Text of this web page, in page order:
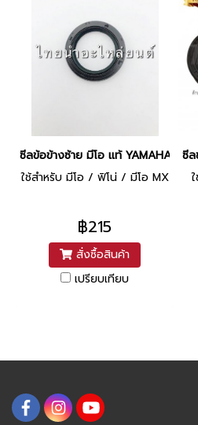
ซีลข้อข้างซ้าย มีโอ แท้ YAMAHA
ใช้สำหรับ มีโอ / ฟิโน่ / มีโอ MX
฿215
สั่งซื้อสินค้า
เปรียบเทียบ
ซีล